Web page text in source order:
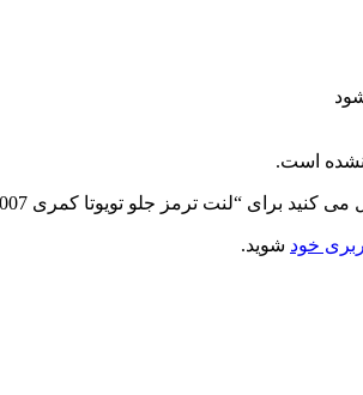
نشده است.
“لنت ترمز جلو تویوتا کمری 2007 – اورجینال جهان لنت”
خود شوید.